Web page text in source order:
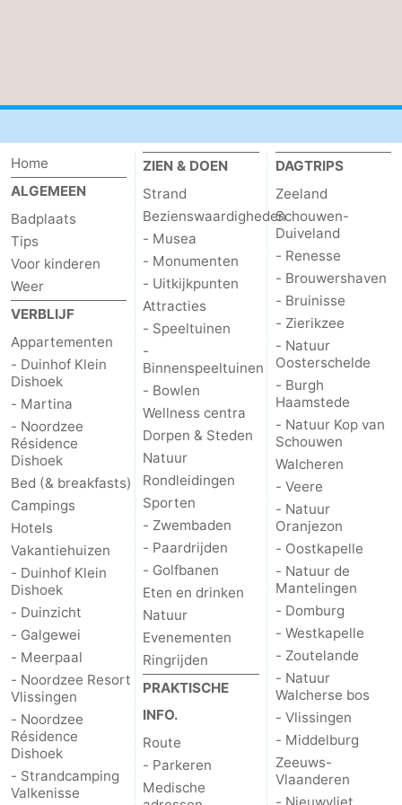
Home
ALGEMEEN
Badplaats
Tips
Voor kinderen
Weer
VERBLIJF
Appartementen
- Duinhof Klein
Dishoek
- Martina
- Noordzee
Résidence
Dishoek
Bed (& breakfasts)
Campings
Hotels
Vakantiehuizen
- Duinhof Klein
Dishoek
- Duinzicht
- Galgewei
- Meerpaal
- Noordzee Resort
Vlissingen
- Noordzee
Résidence
Dishoek
- Strandcamping
Valkenisse
ZIEN & DOEN
Strand
Bezienswaardigheden
- Musea
- Monumenten
- Uitkijkpunten
Attracties
- Speeltuinen
-
Binnenspeeltuinen
- Bowlen
Wellness centra
Dorpen & Steden
Natuur
Rondleidingen
Sporten
- Zwembaden
- Paardrijden
- Golfbanen
Eten en drinken
Natuur
Evenementen
Ringrijden
PRAKTISCHE
INFO.
Route
- Parkeren
Medische
DAGTRIPS
Zeeland
Schouwen-
Duiveland
- Renesse
- Brouwershaven
- Bruinisse
- Zierikzee
- Natuur
Oosterschelde
- Burgh
Haamstede
- Natuur Kop van
Schouwen
Walcheren
- Veere
- Natuur
Oranjezon
- Oostkapelle
- Natuur de
Mantelingen
- Domburg
- Westkapelle
- Zoutelande
- Natuur
Walcherse bos
- Vlissingen
- Middelburg
Zeeuws-
Vlaanderen
- Nieuwvliet